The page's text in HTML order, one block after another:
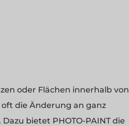
oder Flächen innerhalb von
die Änderung an ganz
bietet PHOTO-PAINT die